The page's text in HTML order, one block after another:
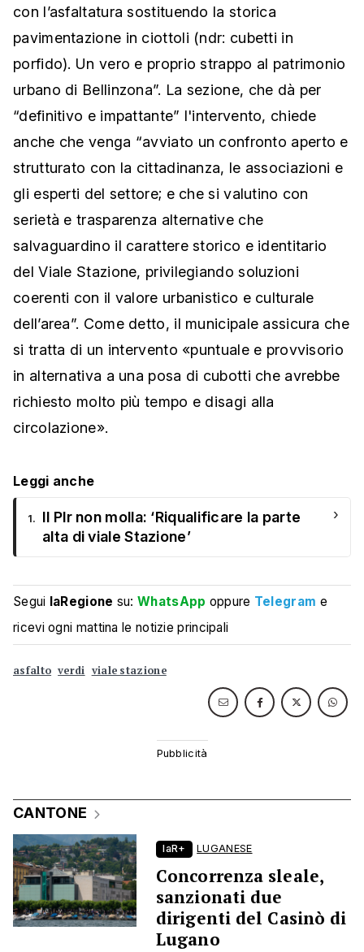
con l’asfaltatura sostituendo la storica
pavimentazione in ciottoli (ndr: cubetti in
porfido). Un vero e proprio strappo al patrimonio
urbano di Bellinzona”. La sezione, che dà per
“definitivo e impattante” l'intervento, chiede
anche che venga “avviato un confronto aperto e
strutturato con la cittadinanza, le associazioni e
gli esperti del settore; e che si valutino con
serietà e trasparenza alternative che
salvaguardino il carattere storico e identitario
del Viale Stazione, privilegiando soluzioni
coerenti con il valore urbanistico e culturale
dell’area”. Come detto, il municipale assicura che
si tratta di un intervento «puntuale e provvisorio
in alternativa a una posa di cubotti che avrebbe
richiesto molto più tempo e disagi alla
circolazione».
Leggi anche
1.
Il Plr non molla: ‘Riqualificare la parte
alta di viale Stazione’
›
Segui laRegione su:WhatsApp oppure Telegram e
ricevi ogni mattina le notizie principali
asfalto verdi viale stazione
CANTONE
laR+ LUGANESE
Concorrenza sleale,
sanzionati due
dirigenti del Casinò di
Lugano